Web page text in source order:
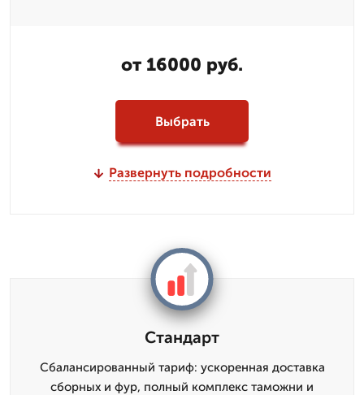
от 16000 руб.
Выбрать
Развернуть подробности
Стандарт
Сбалансированный тариф: ускоренная доставка
сборных и фур, полный комплекс таможни и